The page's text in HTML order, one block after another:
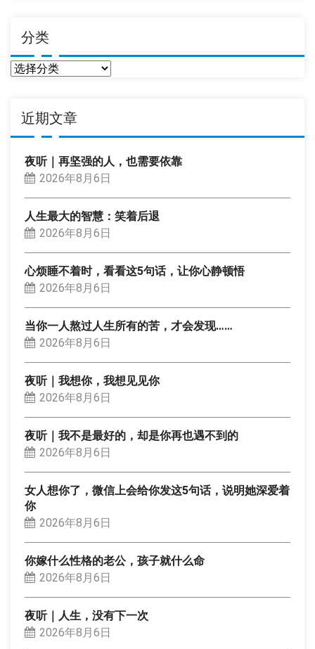
分类
分
近期文章
夜听｜再坚强的人，也需要依靠
2026年8月6日
人生最大的智慧：笑着后退
2026年8月6日
心烦睡不着时，看看这5句话，让你心静顿悟
2026年8月6日
当你一人熬过人生所有的苦，才会发现……
2026年8月6日
夜听｜我想你，我想见见你
2026年8月6日
夜听｜我不是最好的，却是你再也遇不到的
2026年8月6日
女人想你了，微信上会给你发这5句话，说明她深爱着
你
2026年8月6日
你嫁什么性格的老公，孩子就什么命
2026年8月6日
夜听｜人生，没有下一次
2026年8月6日